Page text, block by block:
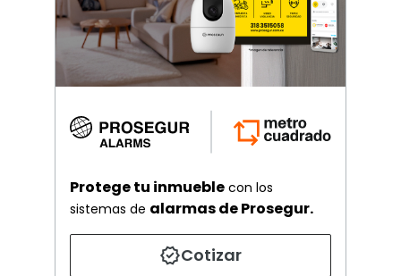
Protege tu inmueble con los
sistemas de alarmas de Prosegur.
Cotizar